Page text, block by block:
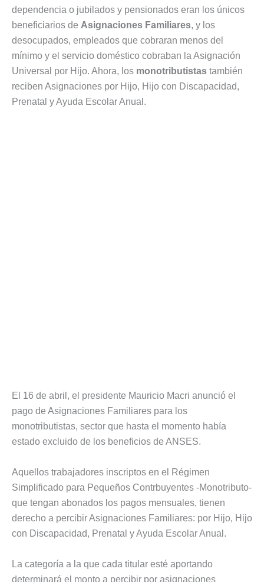
dependencia o jubilados y pensionados eran los únicos
beneficiarios de Asignaciones Familiares, y los
desocupados, empleados que cobraran menos del
mínimo y el servicio doméstico cobraban la Asignación
Universal por Hijo. Ahora, los monotributistas también
reciben Asignaciones por Hijo, Hijo con Discapacidad,
Prenatal y Ayuda Escolar Anual.
El 16 de abril, el presidente Mauricio Macri anunció el
pago de Asignaciones Familiares para los
monotributistas, sector que hasta el momento había
estado excluido de los beneficios de ANSES.
Aquellos trabajadores inscriptos en el Régimen
Simplificado para Pequeños Contrbuyentes -Monotributo-
que tengan abonados los pagos mensuales, tienen
derecho a percibir Asignaciones Familiares: por Hijo, Hijo
con Discapacidad, Prenatal y Ayuda Escolar Anual.
La categoría a la que cada titular esté aportando
determinará el monto a percibir por asignaciones